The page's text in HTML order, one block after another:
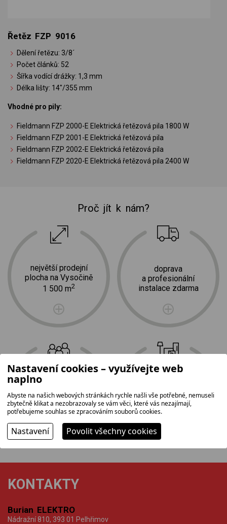
Řetěz FZP 9016
Dělení řetězu: 3/8´
Počet článků: 52
Šířka vodící drážky: 1,3 mm
Délka lišty: 14"/355 mm
Vhodné pro pily:
Fieldmann FZP 2000-E Elektrická řetězová pila 1800 W
Fieldmann FZP 2001-E Elektrická řetězová pila
Fieldmann FZP 2002-E Elektrická řetězová pila
Fieldmann FZP 2020-E Elektrická řetězová pila 2400 W
Proč jít k nám?
největší prodejní
plocha na Vysočině
1 500 m2
rodinná firma
doprava
a profesionální
instalace zdarma
sortiment
KONTAKTY
Burian ELEKTRO
Nádražní 810, 393 01 Pelhřimov
Nastavení cookies – využívejte web
naplno
Abyste na našich webových stránkách rychle našli vše potřebné, nemuseli
zbytečně klikat a nezobrazovaly se vám věci, které vás nezajímají,
potřebujeme souhlas se zpracováním souborů cookies.
Nastavení Povolit všechny cookies